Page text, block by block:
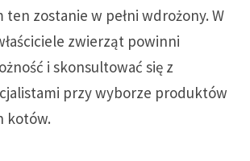
ten zostanie w pełni wdrożony. W
zwierząt powinni
i skonsultować się z
przy wyborze produktów
kotów.